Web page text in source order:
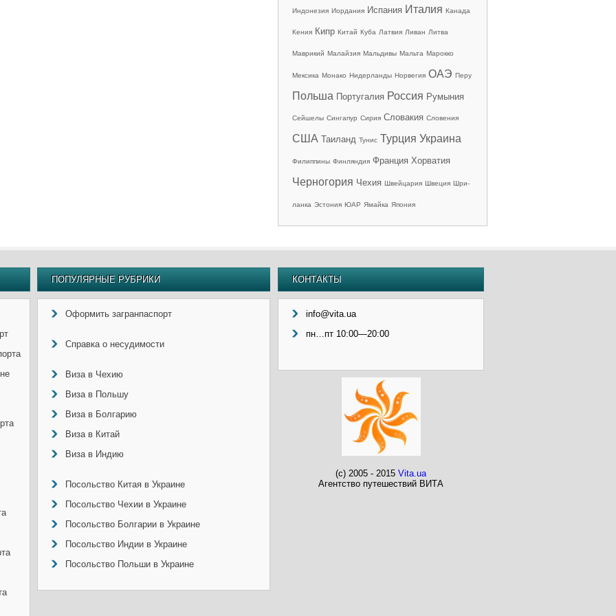
Индонезия Иордания Испания Италия Канада
Кения Кипр Китай Куба Латвия Ливан Литва
Маврикий Малайзия Мальдивы Мальта Марокко
Мексика Монако Нидерланды Норвегия ОАЭ Перу
Польша Португалия Россия Румыния
Сейшелы Сингапур Сирия Словакия Словения
США Таиланд Тунис Турция Украина
Филиппины Финляндия Франция Хорватия
Черногория Чехия Швейцария Швеция Шри-
ланка Эстония ЮАР Ямайка Япония
ПОПУЛЯРНЫЕ РУБРИКИ
Оформить загранпаспорт
Справка о несудимости
Виза в Чехию
Виза в Польшу
Виза в Болгарию
Виза в Китай
Виза в Индию
Посольство Китая в Украине
Посольство Чехии в Украине
Посольство Болгарии в Украине
Посольство Индии в Украине
Посольство Польши в Украине
КОНТАКТЫ
info@vita.ua
пн…пт 10:00—20:00
(c) 2005 - 2015 Vita.ua
Агентство путешествий ВИТА